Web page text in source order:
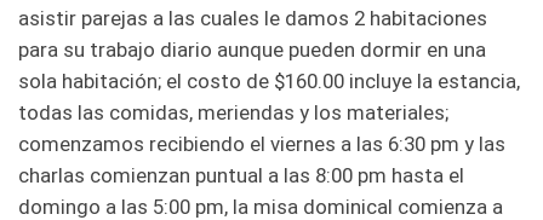
asistir parejas a las cuales le damos 2 habitaciones
para su trabajo diario aunque pueden dormir en una
sola habitación; el costo de $160.00 incluye la estancia,
todas las comidas, meriendas y los materiales;
comenzamos recibiendo el viernes a las 6:30 pm y las
charlas comienzan puntual a las 8:00 pm hasta el
domingo a las 5:00 pm, la misa dominical comienza a